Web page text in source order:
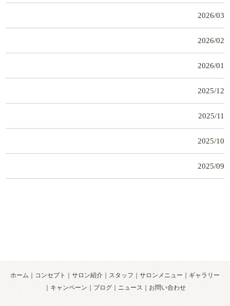
2026/03
2026/02
2026/01
2025/12
2025/11
2025/10
2025/09
ホーム コンセプト サロン紹介 スタッフ サロンメニュー
ギャラリー
キャンペーン
ブログ ニュース お問い合わせ